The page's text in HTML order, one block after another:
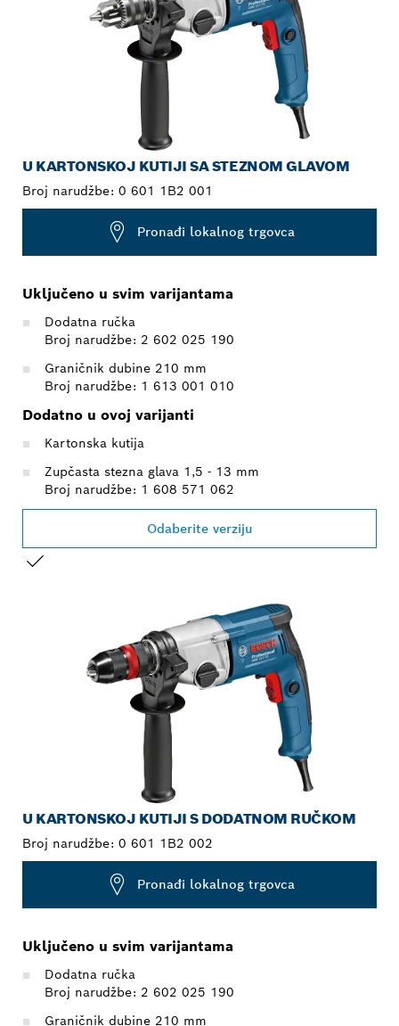
U KARTONSKOJ KUTIJI SA STEZNOM GLAVOM
Broj narudžbe: 0 601 1B2 001
Pronađi lokalnog trgovca
Uključeno u svim varijantama
Dodatna ručka
Broj narudžbe: 2 602 025 190
Graničnik dubine 210 mm
Broj narudžbe: 1 613 001 010
Dodatno u ovoj varijanti
Kartonska kutija
Zupčasta stezna glava 1,5 - 13 mm
Broj narudžbe: 1 608 571 062
Odaberite verziju
U KARTONSKOJ KUTIJI S DODATNOM RUČKOM
Broj narudžbe: 0 601 1B2 002
Pronađi lokalnog trgovca
Uključeno u svim varijantama
Dodatna ručka
Broj narudžbe: 2 602 025 190
Graničnik dubine 210 mm